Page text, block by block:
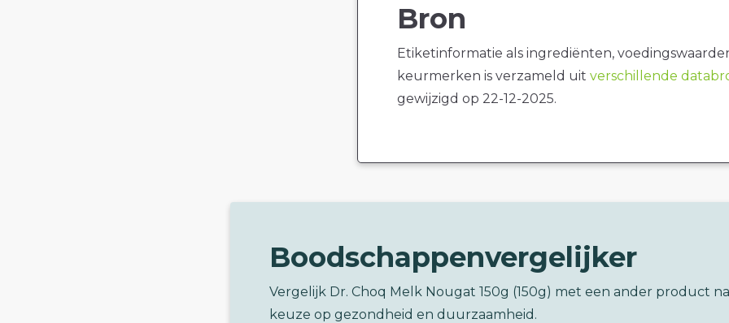
Bron
Etiketinformatie als ingrediënten,
keurmerken is verzameld uit verschillende
gewijzigd op 22-12-2025.
Boodschappenvergelijker
Vergelijk Dr. Choq Melk Nougat 150g (150g) met een ander product
keuze op gezondheid en duurzaamheid.